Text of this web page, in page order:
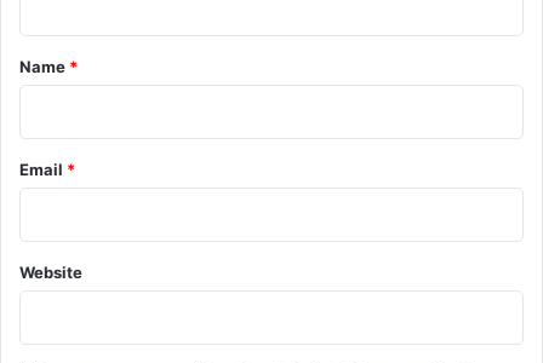
*
Name *
Email *
Website